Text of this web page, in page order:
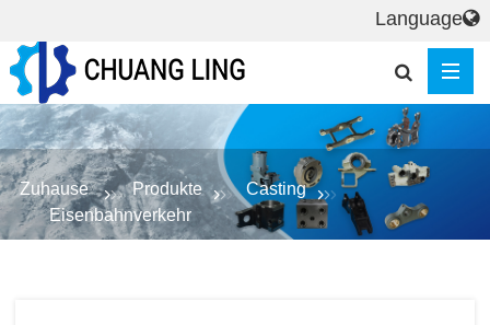
Zuhause Produkte
Casting
Eisenbahnverkehr
Language